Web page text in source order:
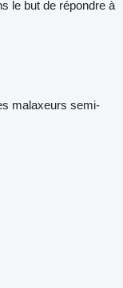
le but de répondre à
malaxeurs semi-